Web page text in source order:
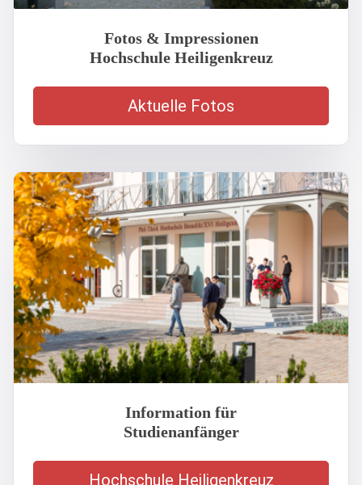
Fotos & Impressionen
Hochschule Heiligenkreuz
Aktuelle Fotos
Information für
Studienanfänger
Hochschule Heiligenkreuz